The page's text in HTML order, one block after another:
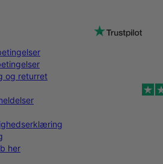
og returret
her